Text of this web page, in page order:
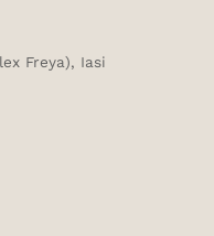
Freya), Iasi